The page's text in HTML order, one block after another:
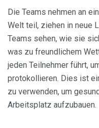
Die Teams nehmen an
Welt teil, ziehen in neue
Teams sehen, wie sie
was zu freundlichem
jeden Teilnehmer führt,
protokollieren. Dies ist
zu verwenden, um
Arbeitsplatz aufzubauen.